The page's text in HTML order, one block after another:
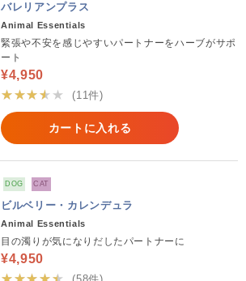
バレリアンプラス
Animal Essentials
緊張や不安を感じやすいパートナーをハーブがサポ
ート
¥4,950
★★★★★
(11件)
カートに入れる
DOG CAT
ビルベリー・カレンデュラ
Animal Essentials
目の濁りが気になりだしたパートナーに
¥4,950
★★★★★
(58件)